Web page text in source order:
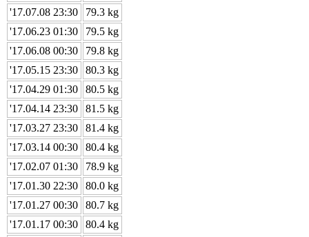
'17.07.08 23:30
79.3 kg
'17.06.23 01:30
79.5 kg
'17.06.08 00:30
79.8 kg
'17.05.15 23:30
80.3 kg
'17.04.29 01:30
80.5 kg
'17.04.14 23:30
81.5 kg
'17.03.27 23:30
81.4 kg
'17.03.14 00:30
80.4 kg
'17.02.07 01:30
78.9 kg
'17.01.30 22:30
80.0 kg
'17.01.27 00:30
80.7 kg
'17.01.17 00:30
80.4 kg